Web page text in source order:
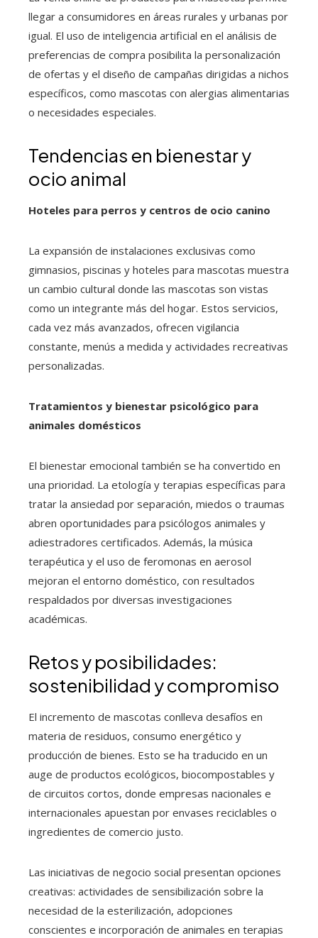
llegar a consumidores en áreas rurales y urbanas por
igual. El uso de inteligencia artificial en el análisis de
preferencias de compra posibilita la personalización
de ofertas y el diseño de campañas dirigidas a nichos
específicos, como mascotas con alergias alimentarias
o necesidades especiales.
Tendencias en bienestar y
ocio animal
Hoteles para perros y centros de ocio canino
La expansión de instalaciones exclusivas como
gimnasios, piscinas y hoteles para mascotas muestra
un cambio cultural donde las mascotas son vistas
como un integrante más del hogar. Estos servicios,
cada vez más avanzados, ofrecen vigilancia
constante, menús a medida y actividades recreativas
personalizadas.
Tratamientos y bienestar psicológico para
animales domésticos
El bienestar emocional también se ha convertido en
una prioridad. La etología y terapias específicas para
tratar la ansiedad por separación, miedos o traumas
abren oportunidades para psicólogos animales y
adiestradores certificados. Además, la música
terapéutica y el uso de feromonas en aerosol
mejoran el entorno doméstico, con resultados
respaldados por diversas investigaciones
académicas.
Retos y posibilidades:
sostenibilidad y compromiso
El incremento de mascotas conlleva desafíos en
materia de residuos, consumo energético y
producción de bienes. Esto se ha traducido en un
auge de productos ecológicos, biocompostables y
de circuitos cortos, donde empresas nacionales e
internacionales apuestan por envases reciclables o
ingredientes de comercio justo.
Las iniciativas de negocio social presentan opciones
creativas: actividades de sensibilización sobre la
necesidad de la esterilización, adopciones
conscientes e incorporación de animales en terapias